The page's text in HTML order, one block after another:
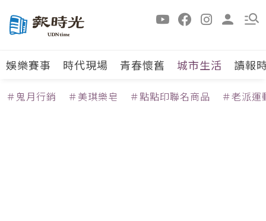
娛樂賽事 時代現場 青春懷舊 城市生活 讀報
＃鬼月行銷 ＃美琪樂皂 ＃點點印聯名商品 ＃老派運